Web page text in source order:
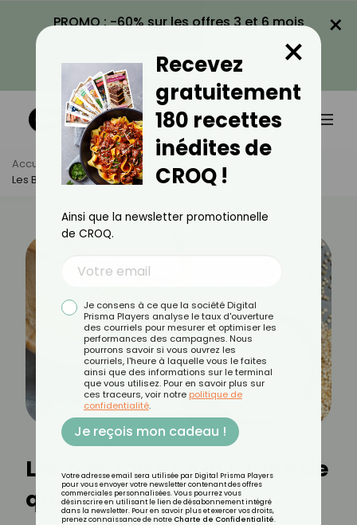
PROMO : -60% sur les offres 3 et 6 mois
VOIR LA PROMO
×
Accueil Actus
Alimentation
Les Bienfaits De La Farine De Quinoa
Les bienfaits de la farine de
quinoa
Recevez
gratuitement
180 recettes
inédites de
CROQ !
×
Ainsi que la newsletter promotionnelle
de CROQ.
Je consens à ce que la société Digital
Prisma Players analyse le taux d'ouverture
des courriels pour mesurer et optimiser les
performances des campagnes. Nous
pourrons savoir si vous ouvrez les
courriels, l'heure à laquelle vous le faites
ainsi que des informations sur le terminal
que vous utilisez. Pour en savoir plus sur
ces traceurs, voir notre politique de
confidentialité.
Je reçois mon cadeau !
Votre adresse email sera utilisée par Digital Prisma Players
pour vous envoyer votre newsletter contenant des offres
commerciales personnalisées. Vous pourrez vous
désinscrire en utilisant le lien de désabonnement intégré
dans la newsletter. Pour en savoir plus et exercer vos droits,
prenez connaissance de notre Charte de Confidentialité.